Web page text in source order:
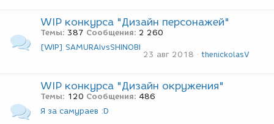
WIP конкурса "Дизайн персонажей"
Темы 387 Сообщения
2 260
[WIP] SAMURAIvsSHINOBI
23 авг 2018
thenickolasV
WIP конкурса "Дизайн окружения"
Темы 120 Сообщения
486
Я за самураев :D